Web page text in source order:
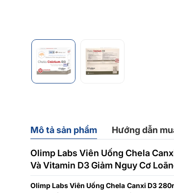
Mô tả sản phẩm Hướng dẫn
Olimp Labs Viên Uống Chela
Và Vitamin D3 Giảm Nguy Cơ
Olimp Labs Viên Uống Chela Canxi D3